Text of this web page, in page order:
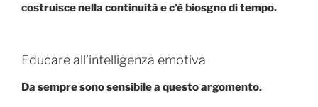
costruisce nella continuità e c’è biosgno di tempo.
Educare all’intelligenza emotiva
Da sempre sono sensibile a questo argomento.